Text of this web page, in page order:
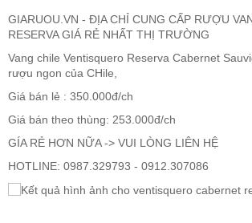
RƯỢU WHISKY
RƯỢU XO BRANDY
RƯỢU VODKA
RƯỢU COGNAC
GIARUOU.VN - ĐỊA CHỈ CUNG CẤP RƯỢU
RESERVA GIÁ RẺ NHẤT THỊ TRƯỜNG
Vang chile Ventisquero Reserva Cabernet
rượu ngon của CHile,
Giá bán lẻ : 350.000đ/ch
Giá bán theo thùng: 253.000đ/ch
GÍA RẺ HƠN NỮA -> VUI LÒNG LIÊN HỆ
HOTLINE: 0987.329793 - 0912.307086